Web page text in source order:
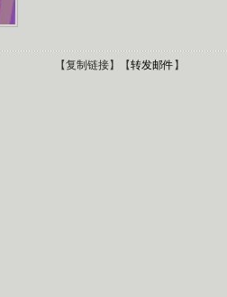
【复制链接】【转发邮件】